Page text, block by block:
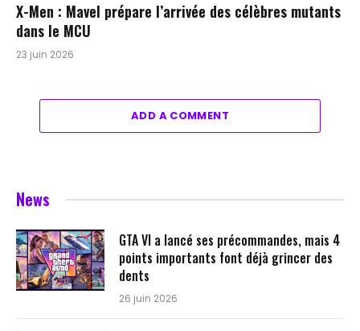
X-Men : Mavel prépare l’arrivée des célèbres mutants
dans le MCU
23 juin 2026
ADD A COMMENT
News
GTA VI a lancé ses précommandes, mais 4
points importants font déjà grincer des
dents
26 juin 2026